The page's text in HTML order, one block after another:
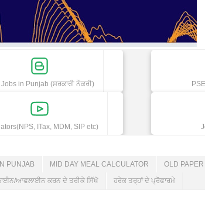
in Punjab (ਸਰਕਾਰੀ ਨੌਕਰੀ)
ITax, MDM, SIP etc)
PUNJAB MID DAY MEAL CALCULATOR OLD
ਆਫਲਾਈਨ ਕਰਨ ਦੇ ਤਰੀਕੇ ਸਿੱਖੋ ਹਰੇਕ ਤਰ੍ਹਾਂ ਦੇ ਪ੍ਰੋਫਾਰਮੇ